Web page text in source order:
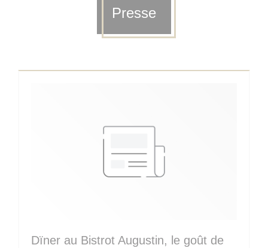
Presse
Dïner au Bistrot Augustin, le goût de